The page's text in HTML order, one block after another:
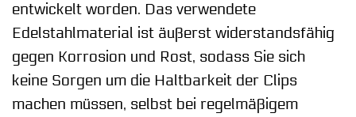
entwickelt worden. Das verwendete
Edelstahlmaterial ist äußerst widerstandsfähig
gegen Korrosion und Rost, sodass Sie sich
keine Sorgen um die Haltbarkeit der Clips
machen müssen, selbst bei regelmäßigem